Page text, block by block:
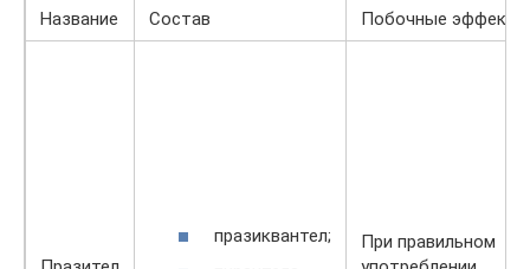
Название Состав Побочные эффекты
празиквантел;
При правильном